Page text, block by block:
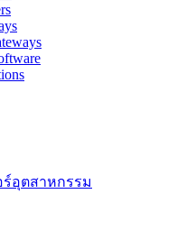
อุตสาหกรรม